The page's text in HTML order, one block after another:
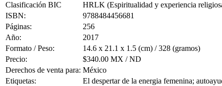
Clasificación BIC
HRLK (Espiritualidad y experiencia
ISBN:
9788484456681
Páginas:
256
Año:
2017
Formato / Peso:
14.6 x 21.1 x 1.5 (cm) / 328 (gramos)
Precio:
$340.00 MX / ND
Derechos de venta para: México
Etiquetas:
El despertar de la energia femenina;